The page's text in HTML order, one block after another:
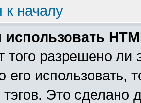
к началу
использовать
того разрешено
его использовать,
тэгов. Это сделано